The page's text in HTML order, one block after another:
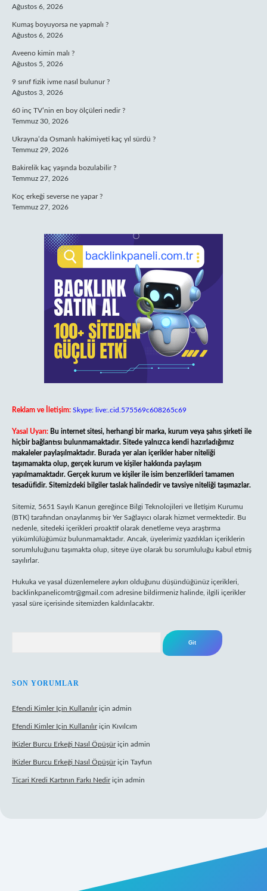
Ağustos 6, 2026
Kumaş boyuyorsa ne yapmalı ?
Ağustos 6, 2026
Aveeno kimin malı ?
Ağustos 5, 2026
9 sınıf fizik ivme nasıl bulunur ?
Ağustos 3, 2026
60 inç TV’nin en boy ölçüleri nedir ?
Temmuz 30, 2026
Ukrayna’da Osmanlı hakimiyeti kaç yıl sürdü ?
Temmuz 29, 2026
Bakirelik kaç yaşında bozulabilir ?
Temmuz 27, 2026
Koç erkeği severse ne yapar ?
Temmuz 27, 2026
Reklam ve İletişim: Skype: live:.cid.575569c608265c69
Yasal Uyarı: Bu internet sitesi, herhangi bir marka, kurum veya şahıs şirketi ile
hiçbir bağlantısı bulunmamaktadır. Sitede yalnızca kendi hazırladığımız
makaleler paylaşılmaktadır. Burada yer alan içerikler haber niteliği
taşımamakta olup, gerçek kurum ve kişiler hakkında paylaşım
yapılmamaktadır. Gerçek kurum ve kişiler ile isim benzerlikleri tamamen
tesadüfidir. Sitemizdeki bilgiler taslak halindedir ve tavsiye niteliği taşımazlar.
Sitemiz, 5651 Sayılı Kanun gereğince Bilgi Teknolojileri ve İletişim Kurumu
(BTK) tarafından onaylanmış bir Yer Sağlayıcı olarak hizmet vermektedir. Bu
nedenle, sitedeki içerikleri proaktif olarak denetleme veya araştırma
yükümlülüğümüz bulunmamaktadır. Ancak, üyelerimiz yazdıkları içeriklerin
sorumluluğunu taşımakta olup, siteye üye olarak bu sorumluluğu kabul etmiş
sayılırlar.
Hukuka ve yasal düzenlemelere aykırı olduğunu düşündüğünüz içerikleri,
backlinkpanelicomtr@gmail.com adresine bildirmeniz halinde, ilgili içerikler
yasal süre içerisinde sitemizden kaldırılacaktır.
SON YORUMLAR
Efendi Kimler Için Kullanılıriçin admin
Efendi Kimler Için Kullanılıriçin Kıvılcım
İKizler Burcu Erkeği Nasıl Öpüşüriçin admin
İKizler Burcu Erkeği Nasıl Öpüşüriçin Tayfun
Ticari Kredi Kartının Farkı Nediriçin admin